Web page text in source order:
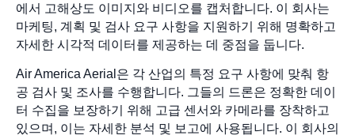
에서 고해상도 이미지와 비디오를 캡처합니다. 이 회사는
마케팅, 계획 및 검사 요구 사항을 지원하기 위해 명확하고
자세한 시각적 데이터를 제공하는 데 중점을 둡니다.
Air America Aerial은 각 산업의 특정 요구 사항에 맞춰 항
공 검사 및 조사를 수행합니다. 그들의 드론은 정확한 데이
터 수집을 보장하기 위해 고급 센서와 카메라를 장착하고
있으며, 이는 자세한 분석 및 보고에 사용됩니다. 이 회사의